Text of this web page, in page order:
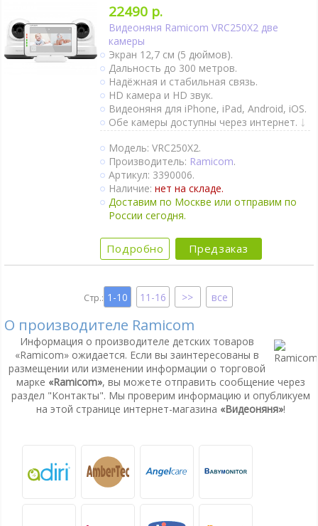
Ночное видение.
Интернет-доступ через Wi-Fi.
1 камера в комплекте.
22490 р.
Видеоняня Ramicom VRC250X2 две
камеры
Экран 12,7 см (5 дюймов).
Дальность до 300 метров.
Надёжная и стабильная связь.
HD камера и HD звук.
Видеоняня для iPhone, iPad, Android, iOS.
Обе камеры доступны через интернет.
Доступно для покупки крепление для
кроватки и коляски.
Двухсторонняя связь.
Активация при плаче (VOX).
Непрерывный мониторинг.
Сенсорный дисплей.
Термометр.
температуры.
Ночник.
Таймер кормления.
Поворот камеры удалённо.
Камеру можно подключить к вашему
Power Bank.
Крепление на стене.
Ночное видение.
Интернет-доступ через Wi-Fi.
2 камеры в комплекте.
Модель: VRC250X2.
Производитель: Ramicom.
Артикул: 3390006.
Наличие:нет на складе.
Доставим по Москве или отправим по
России сегодня.
Подробно Предзаказ
1-10 11-16 все
О производителе Ramicom
Информация о производителе детских товаров
«Ramicom» ожидается. Если вы заинтересованы в
размещении или изменении информации о торговой
марке «Ramicom», вы можете отправить сообщение через
раздел "Контакты". Мы проверим информацию и опубликуем
на этой странице интернет-магазина «Видеоняня»!